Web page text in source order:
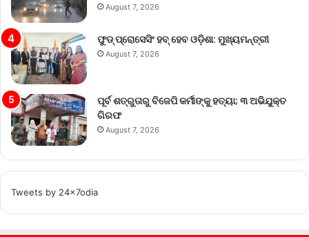
August 7, 2026
ଫୁଡ୍ ପ୍ରୋସେସିଂ ହବ୍ ହେବ ଓଡ଼ିଶା: ମୁଖ୍ୟମନ୍ତ୍ରୀ
August 7, 2026
ପୂର୍ବ ଶତ୍ରୁତାରୁ ବିଜେପି କର୍ମୀଙ୍କୁ ହତ୍ୟା; ୩ ଅଭିଯୁକ୍ତ
ଗିରଫ
August 7, 2026
Tweets by 24x7odia